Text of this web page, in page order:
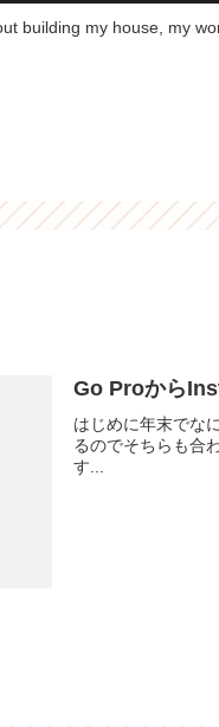
building my house, my
Go Proから
はじめに年末でな
るのでそちらも合
す...